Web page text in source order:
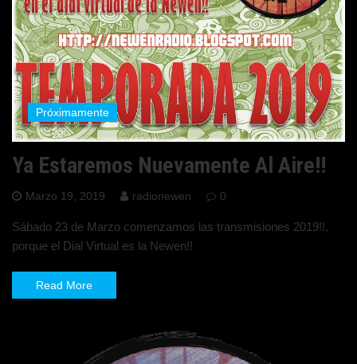
Próximamente
Ya Estaremos Nuevamente Al Aire!!
Marzo 19, 2019 radionewen 0
Sábado 23 de Marzo comenzamos las transmisiones 2019!!,
porque el Dial Virtual es la Newen!!
Read More